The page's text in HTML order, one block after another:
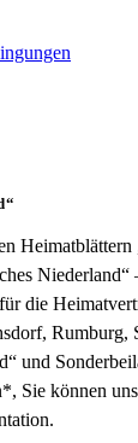
Heimatblättern
Niederland“
die
Rumburg,
und
Sie können